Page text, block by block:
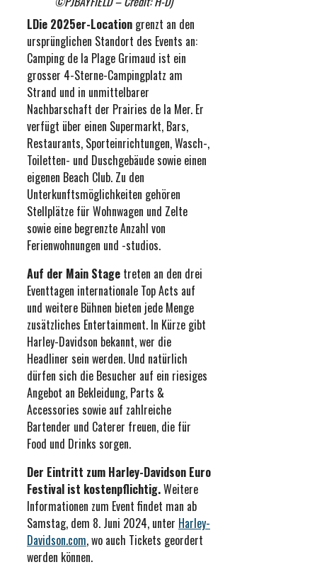
LDie 2025er-Location grenzt an den
ursprünglichen Standort des Events an:
Camping de la Plage Grimaud ist ein
grosser 4-Sterne-Campingplatz am
Strand und in unmittelbarer
Nachbarschaft der Prairies de la Mer. Er
verfügt über einen Supermarkt, Bars,
Restaurants, Sporteinrichtungen, Wasch-,
Toiletten- und Duschgebäude sowie einen
eigenen Beach Club. Zu den
Unterkunftsmöglichkeiten gehören
Stellplätze für Wohnwagen und Zelte
sowie eine begrenzte Anzahl von
Ferienwohnungen und -studios.
Auf der Main Stage treten an den drei
Eventtagen internationale Top Acts auf
und weitere Bühnen bieten jede Menge
zusätzliches Entertainment. In Kürze gibt
Harley-Davidson bekannt, wer die
Headliner sein werden. Und natürlich
dürfen sich die Besucher auf ein riesiges
Angebot an Bekleidung, Parts &
Accessories sowie auf zahlreiche
Bartender und Caterer freuen, die für
Food und Drinks sorgen.
Der Eintritt zum Harley-Davidson Euro
Festival ist kostenpflichtig.Weitere
Informationen zum Event findet man ab
Samstag, dem 8. Juni 2024, unter Harley-
Davidson.com, wo auch Tickets geordert
werden können.